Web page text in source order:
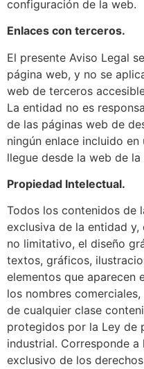
configuración de la web.
Enlaces con terceros.
El presente Aviso Legal
página web, y no se
web de terceros
La entidad no es
de las páginas web de
ningún enlace incluido
llegue desde la web de la
Propiedad Intelectual.
Todos los contenidos de
exclusiva de la entidad
no limitativo, el diseño
textos, gráficos,
elementos que aparecen
los nombres
de cualquier clase
protegidos por la Ley de
industrial. Corresponde
exclusivo de los